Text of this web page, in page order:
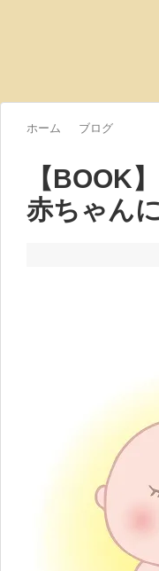
ホーム ブログ
【BOOK
赤ちゃん